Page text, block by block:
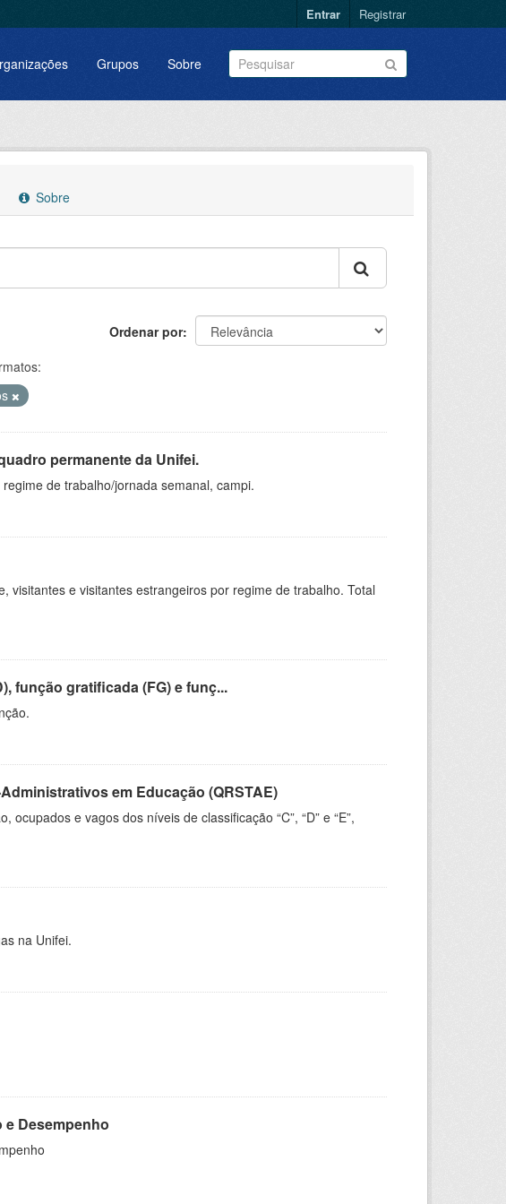
Entrar Registrar
Grupos Sobre
Sobre
Ordenar por
permanente da Unifei.
de trabalho/jornada semanal, campi.
visitantes e visitantes estrangeiros por regime de trabalho. Total
função gratificada (FG) e funç...
em Educação (QRSTAE)
e vagos dos níveis de classificação “C”, “D” e “E”,
na Unifei.
e Desempenho